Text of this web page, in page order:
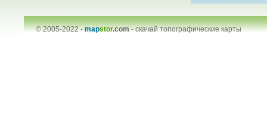
© 2005-2022 -mapstor.com-скачай топографические карты